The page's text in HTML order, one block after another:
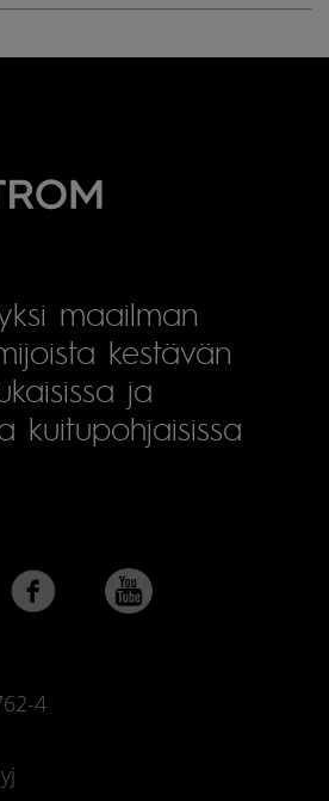
maailman
kestävän
ja
kuitupohjaisissa
4